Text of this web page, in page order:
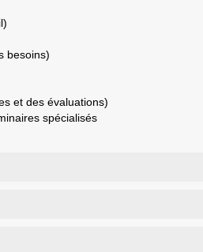
besoins)
et des évaluations)
spécialisés